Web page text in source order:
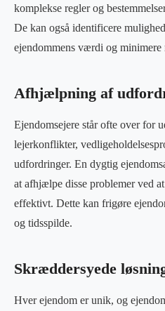
komplekse regler og
De kan også identificere
ejendommens værdi og minimere
Afhjælpning af
Ejendomsejere står ofte over for
lejerkonflikter,
udfordringer. En dygtig
at afhjælpe disse problemer ved
effektivt. Dette kan frigøre
og tidsspilde.
Skræddersyede
Hver ejendom er unik, og